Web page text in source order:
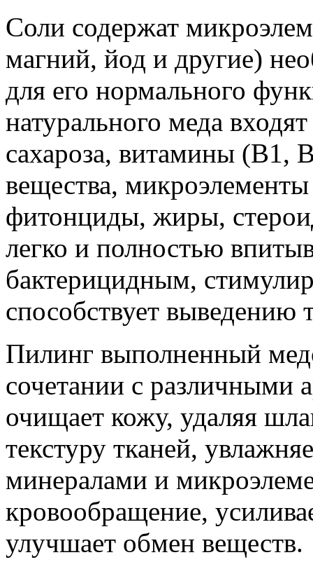
Соли содержат
магний, йод и другие)
для его нормального
натурального меда
сахароза, витамины
вещества,
фитонциды, жиры,
легко и полностью
бактерицидным,
способствует выведению
Пилинг выполненный
сочетании с различными
очищает кожу, удаляя
текстуру тканей,
минералами и
кровообращение,
улучшает обмен веществ.